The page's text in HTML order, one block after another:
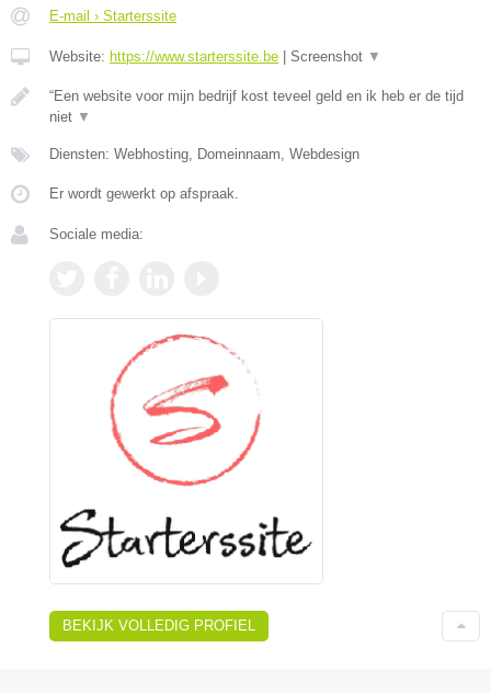
E-mail › Starterssite
Website: https://www.starterssite.be Screenshot ▼
“Een website voor mijn bedrijf kost teveel geld en ik heb er de tijd
niet ▼
Diensten: Webhosting, Domeinnaam, Webdesign
Er wordt gewerkt op afspraak.
Sociale media:
BEKIJK VOLLEDIG PROFIEL